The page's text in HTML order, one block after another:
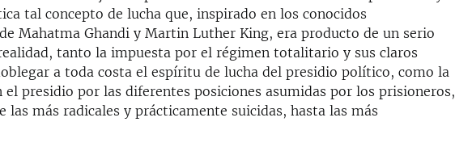
tal concepto de lucha que, inspirado en los conocidos
Mahatma Ghandi y Martin Luther King, era producto de un serio
tanto la impuesta por el régimen totalitario y sus claros
a toda costa el espíritu de lucha del presidio político, como la
el presidio por las diferentes posiciones asumidas por los prisioneros,
las más radicales y prácticamente suicidas, hasta las más